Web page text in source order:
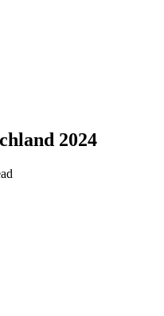
2024